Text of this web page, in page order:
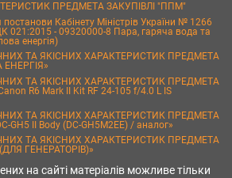
ПРЕДМЕТА ЗАКУПІВЛІ "ППМ"
Кабінету Міністрів України № 1266
021:2015 - 09320000-8 Пара, гаряча вода та
енергія)
ТА ЯКІСНИХ ХАРАКТЕРИСТИК ПРЕДМЕТА
ТА ЯКІСНИХ ХАРАКТЕРИСТИК ПРЕДМЕТА
R6 Mark II Kit RF 24-105 f/4.0 L IS
ТА ЯКІСНИХ ХАРАКТЕРИСТИК ПРЕДМЕТА
GH5 II Body (DC-GH5M2EE) / аналог»
ТА ЯКІСНИХ ХАРАКТЕРИСТИК ПРЕДМЕТА
ГЕНЕРАТОРІВ)»
на сайті матеріалів можливе тільки